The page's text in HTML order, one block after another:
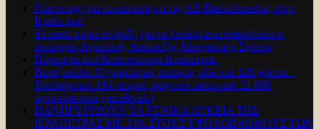
Νέα εποχή για το καταστημα της ΑΒ Βασιλόπουλος στην
Ιεράπετρα!
61 εκατ. ευρώ στήριξη για τα λιπάσματα ανακοίνωσε ο
υπουργός Αγροτικής Ανάπτυξης Μαργαρίτης Σχοινάς
Πυρκαγια στο Κουτσουναρι Ιεραπετρας.
Βενεζουέλα: Ο χειρότερος σεισμός εδώ και 126 χρόνια –
Τουλάχιστον 164 νεκροί, ψάχνουν πάνω από 21.000
αγνοούμενους (pics&vids)
ΠΑΝΗΓΥΡΊΖΟΥΝ ΤΑ ΓΕΝΙΚΑ ΛΥΚΕΙΑ ΤΗΣ
ΙΕΡΑΠΕΤΡΑΣ ΜΕ 33% ΣΤΟΥΣ ΥΨΗΛΟΒΑΘΜΟΥΣ ΤΩΝ